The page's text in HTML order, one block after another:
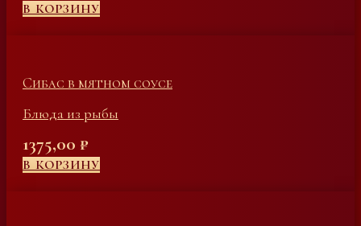
В КОРЗИНУ
Сибас в мятном соусе
Блюда из рыбы
1375,00 ₽
В КОРЗИНУ